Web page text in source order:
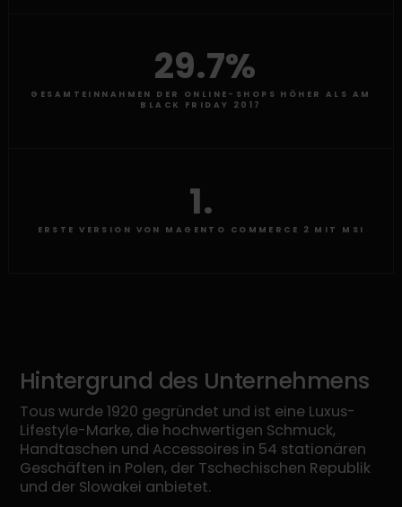
29.7%
GESAMTEINNAHMEN DER ONLINE-SHOPS HÖHER ALS AM
BLACK FRIDAY 2017
1.
ERSTE VERSION VON MAGENTO COMMERCE 2 MIT MSI
Hintergrund des Unternehmens
Tous wurde 1920 gegründet und ist eine Luxus-
Lifestyle-Marke, die hochwertigen Schmuck,
Handtaschen und Accessoires in 54 stationären
Geschäften in Polen, der Tschechischen Republik
und der Slowakei anbietet.